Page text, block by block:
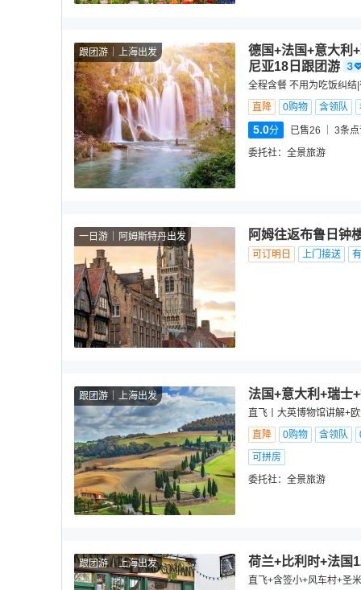
跟团游 上海出发
德国+法国+意大利
尼亚18日跟团游
全程含餐 不用为吃饭纠
直降
0购物 含领队
5.0分 已售26 3条
委托社： 全景旅游
一日游 阿姆斯特丹出发 阿姆往返布鲁日钟
可订明日 上门接送
跟团游 上海出发 法国+意大利+瑞士
直飞丨大英博物馆讲解+
直降
0购物 含领队
可拼房
委托社： 全景旅游
跟团游 上海出发 荷兰+比利时+法国
直飞+含签小+风车村+圣